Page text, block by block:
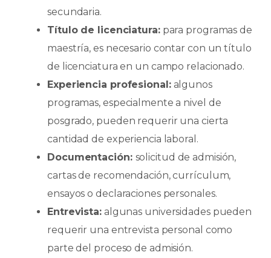
secundaria.
Título de licenciatura:para programas de
maestría, es necesario contar con un título
de licenciatura en un campo relacionado.
Experiencia profesional:algunos
programas, especialmente a nivel de
posgrado, pueden requerir una cierta
cantidad de experiencia laboral.
Documentación: solicitud de admisión,
cartas de recomendación, currículum,
ensayos o declaraciones personales.
Entrevista:algunas universidades pueden
requerir una entrevista personal como
parte del proceso de admisión.